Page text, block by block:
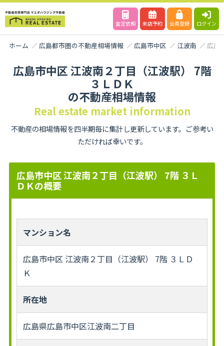
査定依頼 来店予約 会員登録 ログイン
ホーム 広島都市圏の不動産相場情報 広島市中区 江波南 広島
広島市中区 江波南２丁目（江波駅） 7階
３ＬＤＫ
の不動産相場情報
Real estate market information
不動産の相場情報を四半期毎に集計し更新しています。ご参考い
ただければ幸いです。
広島市中区 江波南２丁目（江波駅） 7階 ３Ｌ
ＤＫの概要
マンション名
広島市中区 江波南２丁目（江波駅） 7階 ３ＬＤ
Ｋ
所在地
広島県広島市中区江波南二丁目